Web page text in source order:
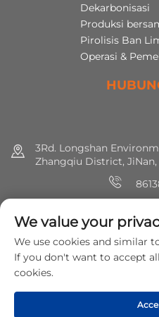
Dekarbonisasi
Produksi
Pirolisis Ban
Operasi &
3Rd. Longshan
Zhangqiu District, JiNan,
[email
Technology Co., Ltd. Hak-hak
We value your
We use cookies and similar
If you don't want to accept
cookies.